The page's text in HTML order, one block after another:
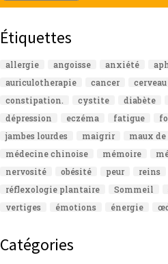
Étiquettes
allergie angoisse anxiété
auriculotherapie
cancer cerveau
constipation.
cystite diabète
dépression
eczéma fatigue
jambes lourdes
maigrir maux
médecine chinoise
mémoire
nervosité
obésité peur reins
réflexologie plantaire
Sommeil
vertiges
émotions énergie
Catégories